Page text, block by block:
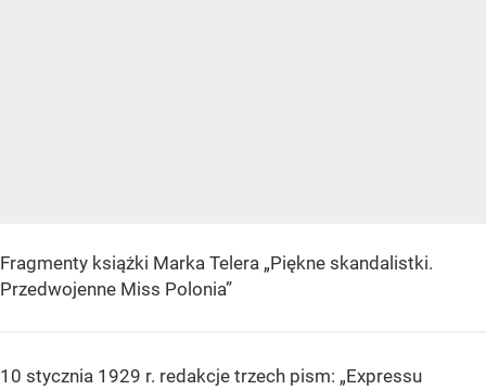
Fragmenty książki Marka Telera „Piękne skandalistki.
Przedwojenne Miss Polonia”
10 stycznia 1929 r. redakcje trzech pism: „Expressu